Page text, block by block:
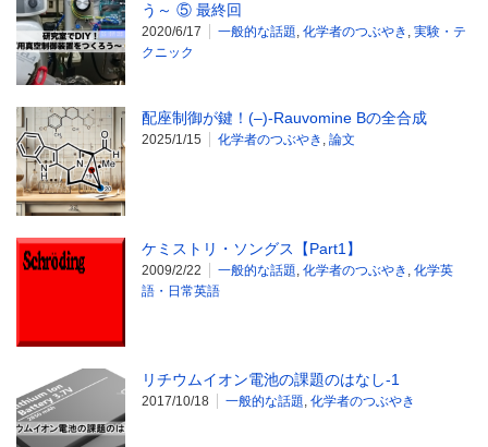
う～ ⑤ 最終回
2020/6/17 一般的な話題, 化学者のつぶやき , 実験・テ
クニック
配座制御が鍵！(–)-Rauvomine Bの全合成
2025/1/15 化学者のつぶやき , 論文
ケミストリ・ソングス【Part1】
2009/2/22 一般的な話題, 化学者のつぶやき , 化学英
語・日常英語
リチウムイオン電池の課題のはなし-1
2017/10/18 一般的な話題, 化学者のつぶやき